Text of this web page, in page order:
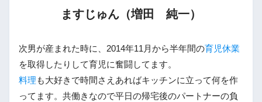
ますじゅん（増田 純一）
次男が産まれた時に、2014年11月から半年間の育児休業
を取得したりして育児に奮闘してます。
料理 も大好きで時間さえあればキッチンに立って何を作
ってます。共働きなので平日の帰宅後のパートナーの負